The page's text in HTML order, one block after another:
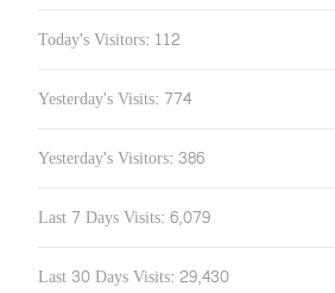
Today's Visitors: 112
Yesterday's Visits: 774
Yesterday's Visitors: 386
Last 7 Days Visits: 6,079
Last 30 Days Visits: 29,430